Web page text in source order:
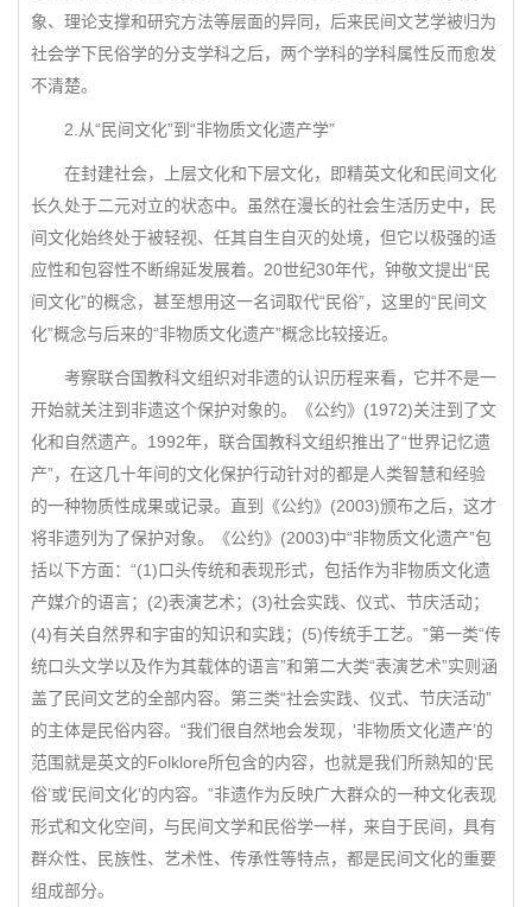
象、理论支撑和研究方法等层面的异同，后来民间文艺学被归为
社会学下民俗学的分支学科之后，两个学科的学科属性反而愈发
不清楚。
2.从“民间文化”到“非物质文化遗产学”
在封建社会，上层文化和下层文化，即精英文化和民间文化
长久处于二元对立的状态中。虽然在漫长的社会生活历史中，民
间文化始终处于被轻视、任其自生自灭的处境，但它以极强的适
应性和包容性不断绵延发展着。20世纪30年代，钟敬文提出“民
间文化”的概念，甚至想用这一名词取代“民俗”，这里的“民间文
化”概念与后来的“非物质文化遗产”概念比较接近。
考察联合国教科文组织对非遗的认识历程来看，它并不是一
开始就关注到非遗这个保护对象的。《公约》(1972)关注到了文
化和自然遗产。1992年，联合国教科文组织推出了“世界记忆遗
产”，在这几十年间的文化保护行动针对的都是人类智慧和经验
的一种物质性成果或记录。直到《公约》(2003)颁布之后，这才
将非遗列为了保护对象。《公约》(2003)中“非物质文化遗产”包
括以下方面：“(1)口头传统和表现形式，包括作为非物质文化遗
产媒介的语言；(2)表演艺术；(3)社会实践、仪式、节庆活动；
(4)有关自然界和宇宙的知识和实践；(5)传统手工艺。”第一类“传
统口头文学以及作为其载体的语言”和第二大类“表演艺术”实则涵
盖了民间文艺的全部内容。第三类“社会实践、仪式、节庆活动”
的主体是民俗内容。“我们很自然地会发现，‘非物质文化遗产’的
范围就是英文的Folklore所包含的内容，也就是我们所熟知的‘民
俗’或‘民间文化’的内容。”非遗作为反映广大群众的一种文化表现
形式和文化空间，与民间文学和民俗学一样，来自于民间，具有
群众性、民族性、艺术性、传承性等特点，都是民间文化的重要
组成部分。